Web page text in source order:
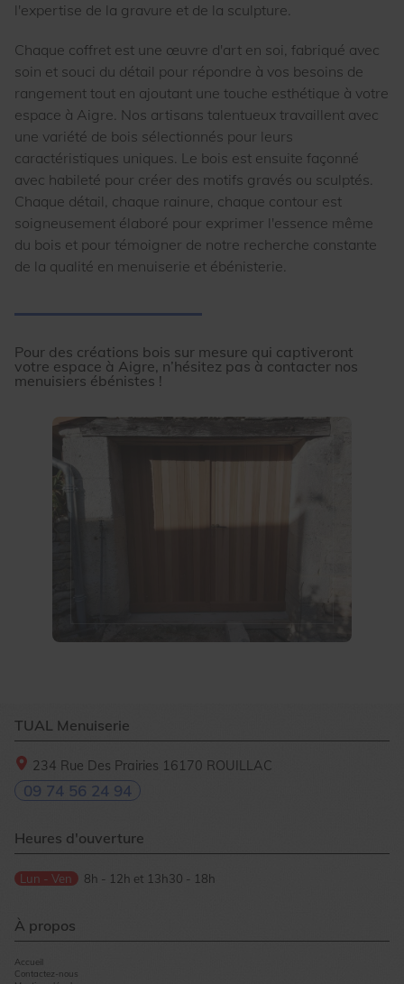
l'expertise de la gravure et de la sculpture.
Chaque coffret est une œuvre d'art en soi, fabriqué avec
soin et souci du détail pour répondre à vos besoins de
rangement tout en ajoutant une touche esthétique à votre
espace à Aigre. Nos artisans talentueux travaillent avec
une variété de bois sélectionnés pour leurs
caractéristiques uniques. Le bois est ensuite façonné
avec habileté pour créer des motifs gravés ou sculptés.
Chaque détail, chaque rainure, chaque contour est
soigneusement élaboré pour exprimer l'essence même
du bois et pour témoigner de notre recherche constante
de la qualité en menuiserie et ébénisterie.
Pour des créations bois sur mesure qui captiveront
votre espace à Aigre, n’hésitez pas à contacter nos
menuisiers ébénistes !
TUAL Menuiserie
234 Rue Des Prairies 16170 ROUILLAC
09 74 56 24 94
Heures d'ouverture
Lun - Ven 8h - 12h et 13h30 - 18h
À propos
Accueil
Contactez-nous